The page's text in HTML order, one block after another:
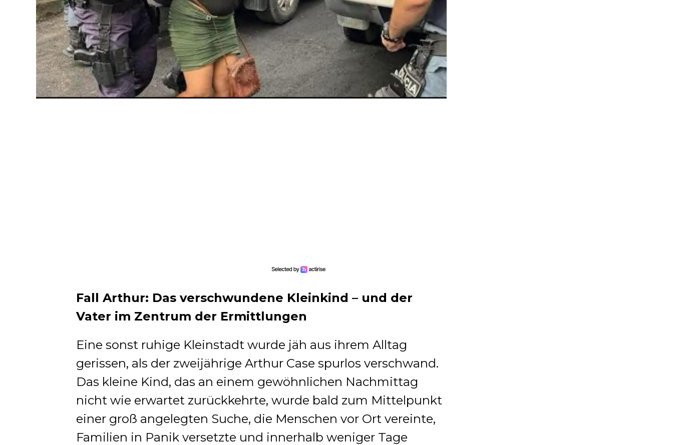
Fall Arthur: Das verschwundene Kleinkind – und der
Vater im Zentrum der Ermittlungen
Eine sonst ruhige Kleinstadt wurde jäh aus ihrem Alltag
gerissen, als der zweijährige Arthur Case spurlos verschwand.
Das kleine Kind, das an einem gewöhnlichen Nachmittag
nicht wie erwartet zurückkehrte, wurde bald zum Mittelpunkt
einer groß angelegten Suche, die Menschen vor Ort vereinte,
Familien in Panik versetzte und innerhalb weniger Tage